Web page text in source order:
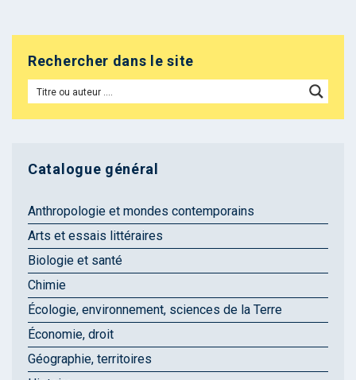
Rechercher dans le site
Catalogue général
Anthropologie et mondes contemporains
Arts et essais littéraires
Biologie et santé
Chimie
Écologie, environnement, sciences de la Terre
Économie, droit
Géographie, territoires